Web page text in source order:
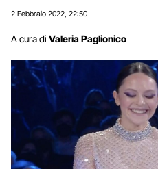
2 Febbraio 2022 22:50
A cura di Valeria Paglionico